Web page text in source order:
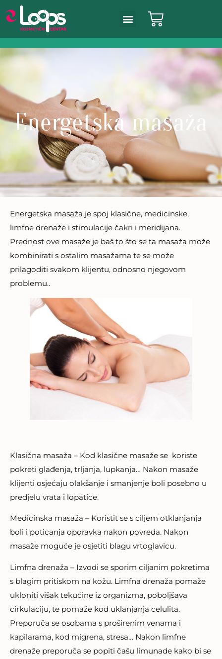
Energetska masaža
Energetska masaža je spoj klasične, medicinske,
limfne drenaže i stimulacije čakri i meridijana.
Prednost ove masaže je baš to što se ta masaža može
kombinirati s ostalim masažama te se može
prilagoditi svakom klijentu, odnosno njegovom
problemu..
Klasična masaža – Kod klasične masaže se koriste
pokreti glađenja, trljanja, lupkanja… Nakon masaže
klijenti osjećaju olakšanje i smanjenje boli posebno u
predjelu vrata i lopatice.
Medicinska masaža – Koristit se s ciljem otklanjanja
boli i poticanja oporavka nakon povreda. Nakon
masaže moguće je osjetiti blagu vrtoglavicu.
Limfna drenaža – Izvodi se sporim ciljanim pokretima
s blagim pritiskom na kožu. Limfna drenaža pomaže
ukloniti višak tekućine iz organizma, poboljšava
cirkulaciju, te pomaže kod uklanjanja celulita.
Preporuča se osobama s proširenim venama i
kapilarama, kod migrena, stresa… Nakon limfne
drenaže preporuča se popiti čašu limunade kako bi se